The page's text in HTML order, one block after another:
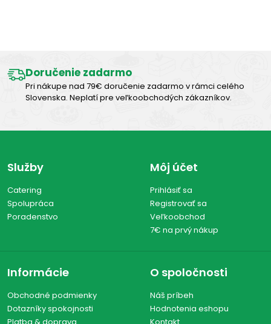
Doručenie zadarmo
Pri nákupe nad 79€ doručenie zadarmo v rámci celého
Slovenska. Neplatí pre veľkoobchodých zákazníkov.
Služby
Catering
Spolupráca
Poradenstvo
Môj účet
Prihlásiť sa
Registrovať sa
Veľkoobchod
7€ na prvý nákup
Informácie
Obchodné podmienky
Dotazníky spokojnosti
O spoločnosti
Náš príbeh
Hodnotenia eshopu